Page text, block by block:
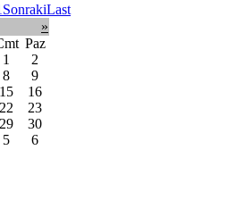
SonrakiLast
»
Paz
1
2
8
9
15
16
22
23
29
30
5 6